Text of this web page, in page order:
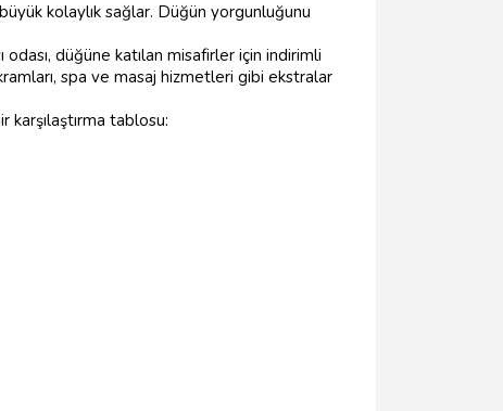
kolaylık sağlar. Düğün yorgunluğunu
düğüne katılan misafirler için indirimli
spa ve masaj hizmetleri gibi ekstralar
karşılaştırma tablosu: